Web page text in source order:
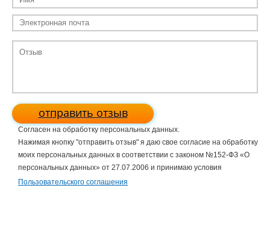
отправить отзыв
Согласен на обработку персональных данных.
Нажимая кнопку "отправить отзыв" я даю свое согласие на обработку
моих персональных данных в соответствии с законом №152-ФЗ «О
персональных данных» от 27.07.2006 и принимаю условия
Пользовательского соглашения